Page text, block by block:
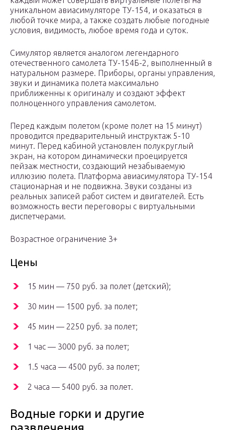
уникальном авиасимуляторе ТУ-154, и оказаться в
любой точке мира, а также создать любые погодные
условия, видимость, любое время года и суток.
Симулятор является аналогом легендарного
отечественного самолета ТУ-154Б-2, выполненный в
натуральном размере. Приборы, органы управления,
звуки и динамика полета максимально
приближенны к оригиналу и создают эффект
полноценного управления самолетом.
Перед каждым полетом (кроме полет на 15 минут)
проводится предварительный инструктаж 5-10
минут. Перед кабиной установлен полукруглый
экран, на котором динамически проецируется
пейзаж местности, создающий незабываемую
иллюзию полета. Платформа авиасимулятора ТУ-154
стационарная и не подвижна. Звуки созданы из
реальных записей работ систем и двигателей. Есть
возможность вести переговоры с виртуальными
диспетчерами.
Возрастное ограничение 3+
Цены
15 мин — 750 руб. за полет (детский);
30 мин — 1500 руб. за полет;
45 мин — 2250 руб. за полет;
1 час — 3000 руб. за полет;
1.5 часа — 4500 руб. за полет;
2 часа — 5400 руб. за полет.
Водные горки и другие